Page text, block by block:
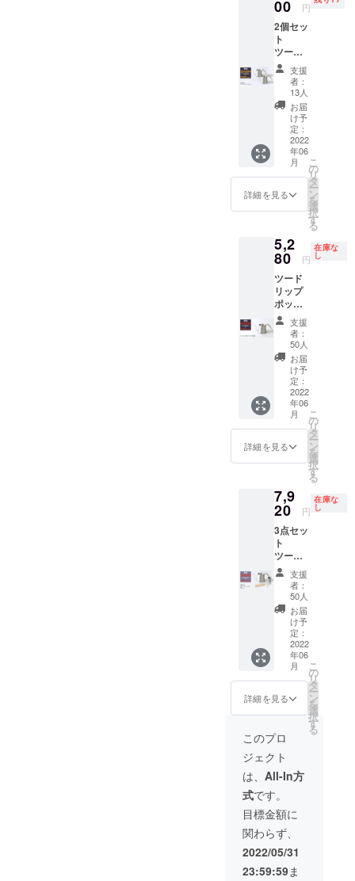
でお買
い得！
数量限
定
20％OF
F】 通
常セッ
ト価格
10,945
円(税
込）
→8,756
円(税
込） ※
お届け
00 円
2個セッ
ト
ツード
リップ
ポット
Pro フ
タ付き
【早割
で超お
買い
得！数
量限定
25％OF
F】 通
常価格
込) →
9,900円
(税込）
※お届け
送料無
料
支援
者：
13人
お届
け予
定：
2022
年06
月
詳細を見る
こ
の
リ
タ
ー
ン
を
選
択
す
る
5,2
80 円
在庫な
し
ツード
リップ
ポット
Pro フ
タ付
き
【早割
でお買
い得！
数量限
20％OF
F】 通
常価格
6,600円
5,280円
(税込）
※お届け
送料無
料
支援
者：
50人
お届
け予
定：
2022
年06
月
詳細を見る
こ
の
リ
タ
ー
ン
を
選
択
す
る
7,9
20 円
在庫な
し
3点セッ
ト
ツード
リップ
ポット
Pro フ
タ付き
+ 温度
計 + ハ
ンドル
カバー
【早割
でお買
い得！
数量限
20％OF
F】 通
常セッ
ト価格
9,900円
(税込)
→
7,920円
(税込) ※
お届け
送料無
料
支援
者：
50人
お届
け予
定：
2022
年06
月
詳細を見る
こ
の
リ
タ
ー
ン
を
選
択
す
る
このプロ
ジェクト
は、 All-In方
式です。
目標金額に
関わらず、
2022/05/31
23:59:59ま